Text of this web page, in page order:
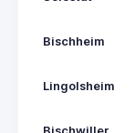
Bischheim
Lingolsheim